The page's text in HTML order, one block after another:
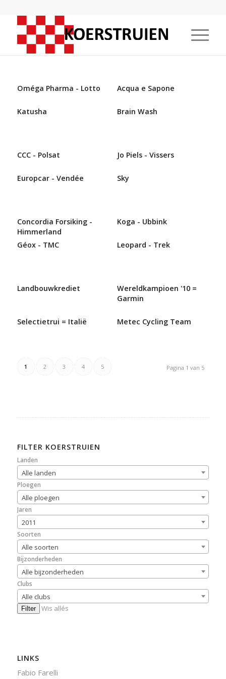
Oméga Pharma - Lotto Acqua e Sapone
Katusha Brain Wash
CCC - Polsat Jo Piels - Vissers
Europcar - Vendée Sky
Concordia Forsiking -
Himmerland
Koga - Ubbink
Géox - TMC Leopard - Trek
Landbouwkrediet
Wereldkampioen '10 =
Garmin
Selectietrui = Italië Metec Cycling Team
Pagina 1 van 5
1 2 3 4 5
FILTER KOERSTRUIEN
Landen
Alle landen
Ploegen
Alle ploegen
Jaren
2011
Soorten
Alle soorten
Bijzonderheden
Alle bijzonderheden
Clubs
Alle clubs
Filter Wis allés
LINKS
Fabio Farelli